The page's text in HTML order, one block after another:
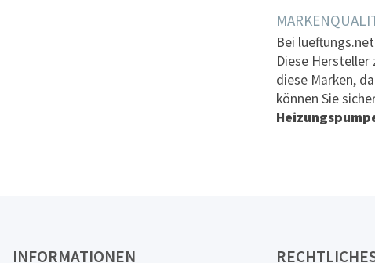
Bei
Diese
diese Marken,
können Sie
INFORMATIONEN